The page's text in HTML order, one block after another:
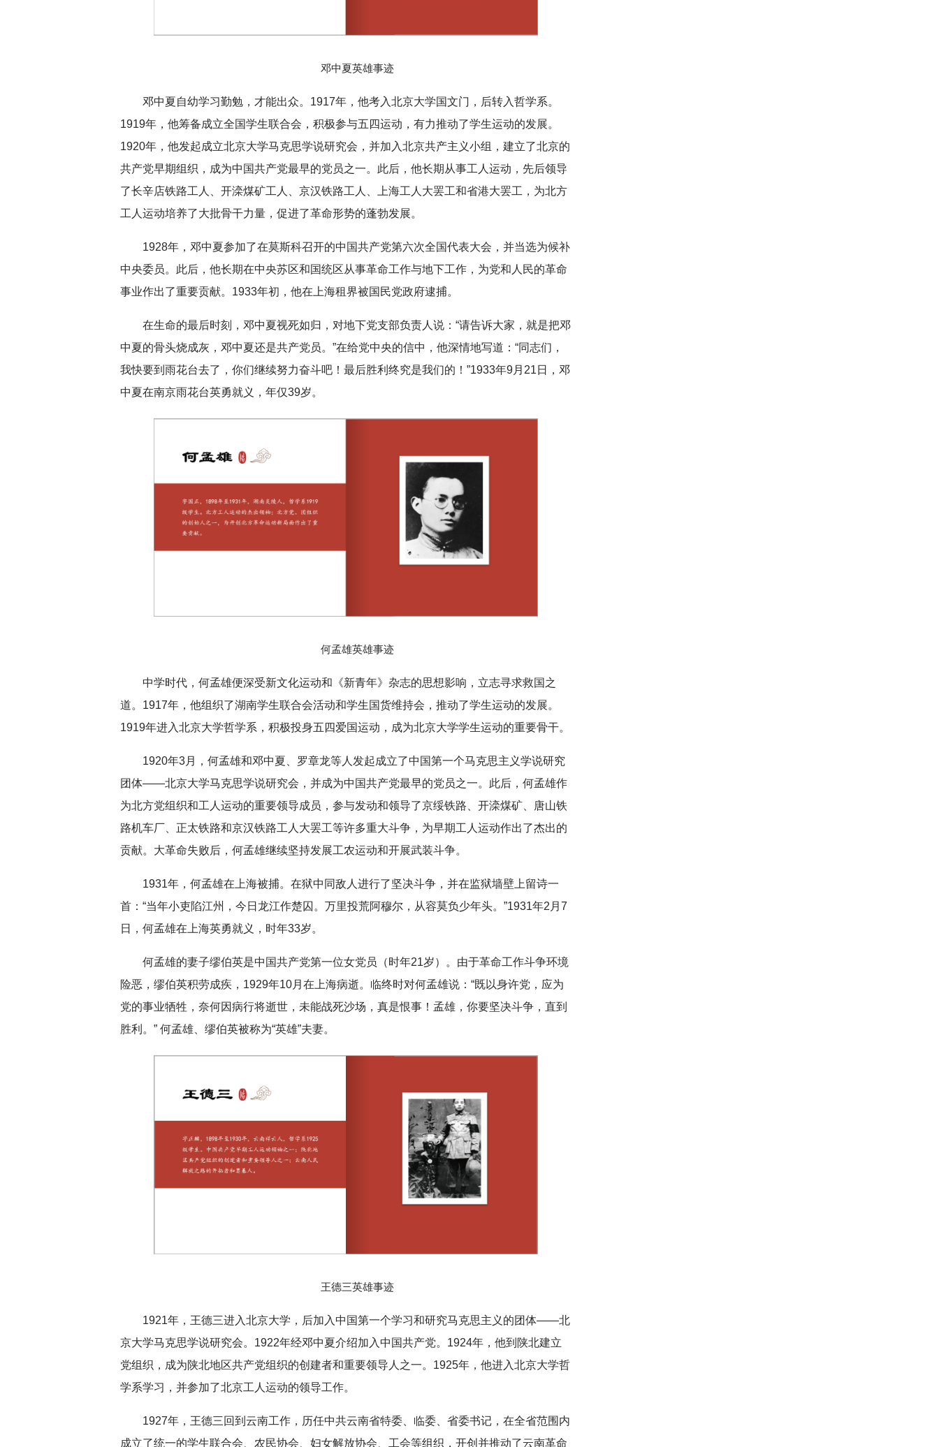
邓中夏英雄事迹
邓中夏自幼学习勤勉，才能出众。1917年，他考入北京大学国文门，后转入哲学系。
1919年，他筹备成立全国学生联合会，积极参与五四运动，有力推动了学生运动的发展。
1920年，他发起成立北京大学马克思学说研究会，并加入北京共产主义小组，建立了北京的
共产党早期组织，成为中国共产党最早的党员之一。此后，他长期从事工人运动，先后领导
了长辛店铁路工人、开滦煤矿工人、京汉铁路工人、上海工人大罢工和省港大罢工，为北方
工人运动培养了大批骨干力量，促进了革命形势的蓬勃发展。
1928年，邓中夏参加了在莫斯科召开的中国共产党第六次全国代表大会，并当选为候补
中央委员。此后，他长期在中央苏区和国统区从事革命工作与地下工作，为党和人民的革命
事业作出了重要贡献。1933年初，他在上海租界被国民党政府逮捕。
在生命的最后时刻，邓中夏视死如归，对地下党支部负责人说：“请告诉大家，就是把邓
中夏的骨头烧成灰，邓中夏还是共产党员。”在给党中央的信中，他深情地写道：“同志们，
我快要到雨花台去了，你们继续努力奋斗吧！最后胜利终究是我们的！”1933年9月21日，邓
中夏在南京雨花台英勇就义，年仅39岁。
何孟雄英雄事迹
中学时代，何孟雄便深受新文化运动和《新青年》杂志的思想影响，立志寻求救国之
道。1917年，他组织了湖南学生联合会活动和学生国货维持会，推动了学生运动的发展。
1919年进入北京大学哲学系，积极投身五四爱国运动，成为北京大学学生运动的重要骨干。
1920年3月，何孟雄和邓中夏、罗章龙等人发起成立了中国第一个马克思主义学说研究
团体——北京大学马克思学说研究会，并成为中国共产党最早的党员之一。此后，何孟雄作
为北方党组织和工人运动的重要领导成员，参与发动和领导了京绥铁路、开滦煤矿、唐山铁
路机车厂、正太铁路和京汉铁路工人大罢工等许多重大斗争，为早期工人运动作出了杰出的
贡献。大革命失败后，何孟雄继续坚持发展工农运动和开展武装斗争。
1931年，何孟雄在上海被捕。在狱中同敌人进行了坚决斗争，并在监狱墙壁上留诗一
首：“当年小吏陷江州，今日龙江作楚囚。万里投荒阿穆尔，从容莫负少年头。”1931年2月7
日，何孟雄在上海英勇就义，时年33岁。
何孟雄的妻子缪伯英是中国共产党第一位女党员（时年21岁）。由于革命工作斗争环境
险恶，缪伯英积劳成疾，1929年10月在上海病逝。临终时对何孟雄说：“既以身许党，应为
党的事业牺牲，奈何因病行将逝世，未能战死沙场，真是恨事！孟雄，你要坚决斗争，直到
胜利。” 何孟雄、缪伯英被称为“英雄”夫妻。
王德三英雄事迹
1921年，王德三进入北京大学，后加入中国第一个学习和研究马克思主义的团体——北
京大学马克思学说研究会。1922年经邓中夏介绍加入中国共产党。1924年，他到陕北建立
党组织，成为陕北地区共产党组织的创建者和重要领导人之一。1925年，他进入北京大学哲
学系学习，并参加了北京工人运动的领导工作。
1927年，王德三回到云南工作，历任中共云南省特委、临委、省委书记，在全省范围内
成立了统一的学生联合会、农民协会、妇女解放协会、工会等组织，开创并推动了云南革命